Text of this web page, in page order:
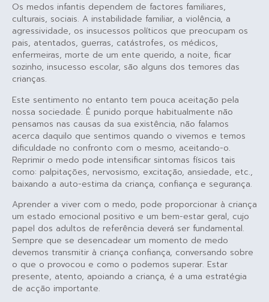
Os medos infantis dependem de factores familiares,
culturais, sociais. A instabilidade familiar, a violência, a
agressividade, os insucessos políticos que preocupam os
pais, atentados, guerras, catástrofes, os médicos,
enfermeiras, morte de um ente querido, a noite, ficar
sozinho, insucesso escolar, são alguns dos temores das
crianças.
Este sentimento no entanto tem pouca aceitação pela
nossa sociedade. É punido porque habitualmente não
pensamos nas causas da sua existência, não falamos
acerca daquilo que sentimos quando o vivemos e temos
dificuldade no confronto com o mesmo, aceitando-o.
Reprimir o medo pode intensificar sintomas físicos tais
como: palpitações, nervosismo, excitação, ansiedade, etc.,
baixando a auto-estima da criança, confiança e segurança.
Aprender a viver com o medo, pode proporcionar à criança
um estado emocional positivo e um bem-estar geral, cujo
papel dos adultos de referência deverá ser fundamental.
Sempre que se desencadear um momento de medo
devemos transmitir à criança confiança, conversando sobre
o que o provocou e como o podemos superar. Estar
presente, atento, apoiando a criança, é a uma estratégia
de acção importante.